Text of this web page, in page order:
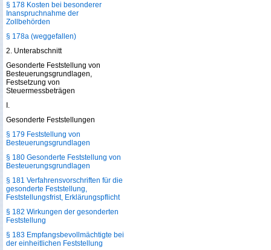
§ 178 Kosten bei besonderer
Inanspruchnahme der
Zollbehörden
§ 178a (weggefallen)
2. Unterabschnitt
Gesonderte Feststellung von
Besteuerungsgrundlagen,
Festsetzung von
Steuermessbeträgen
I.
Gesonderte Feststellungen
§ 179 Feststellung von
Besteuerungsgrundlagen
§ 180 Gesonderte Feststellung von
Besteuerungsgrundlagen
§ 181 Verfahrensvorschriften für die
gesonderte Feststellung,
Feststellungsfrist, Erklärungspflicht
§ 182 Wirkungen der gesonderten
Feststellung
§ 183 Empfangsbevollmächtigte bei
der einheitlichen Feststellung